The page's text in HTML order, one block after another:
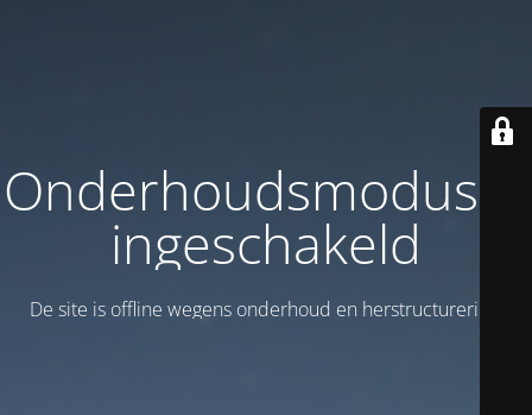
Onderhoudsmodus is
ingeschakeld
De site is offline wegens onderhoud en herstructurering!